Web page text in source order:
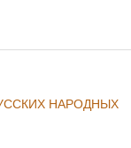
НАРОДНЫХ